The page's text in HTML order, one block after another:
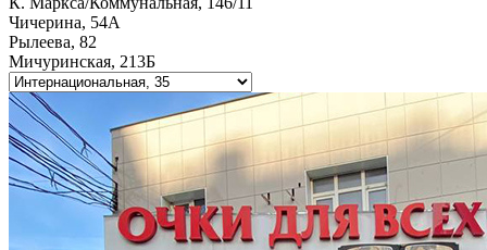
Чичерина, 54А
Рылеева, 82
Мичуринская, 213Б